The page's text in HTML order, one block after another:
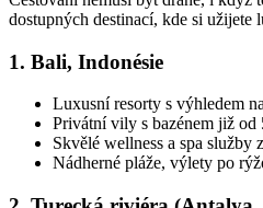
dostupných destinací, kde si užijete
1. Bali, Indonésie
Luxusní resorty s výhledem
Privátní vily s bazénem již od
Skvělé wellness a spa služby
Nádherné pláže, výlety po